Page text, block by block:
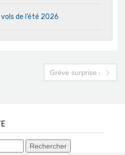
de l’été 2026
à l'IHET Sidi DhrifGrève surprise à